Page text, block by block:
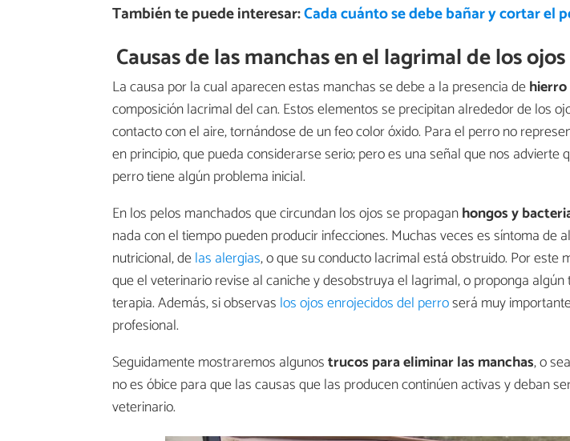
También te puede interesar:Cada cuánto se debe bañar y cortar el
Causas de las manchas en el lagrimal de los ojos
La causa por la cual aparecen estas manchas se debe a la presencia de
composición lacrimal del can. Estos elementos se precipitan alrededor de los
contacto con el aire, tornándose de un feo color óxido. Para el perro no
en principio, que pueda considerarse serio; pero es una señal que nos advierte
perro tiene algún problema inicial.
En los pelos manchados que circundan los ojos se propaganhongos y
nada con el tiempo pueden producir infecciones. Muchas veces es síntoma de
nutricional, delas alergias, o que su conducto lacrimal está obstruido. Por este
que el veterinario revise al caniche y desobstruya el lagrimal, o proponga
terapia. Además, si observas los ojos enrojecidos del perroserá muy
profesional.
Seguidamente mostraremos algunostrucos para eliminar las manchas, o
no es óbice para que las causas que las producen continúen activas y deban
veterinario.